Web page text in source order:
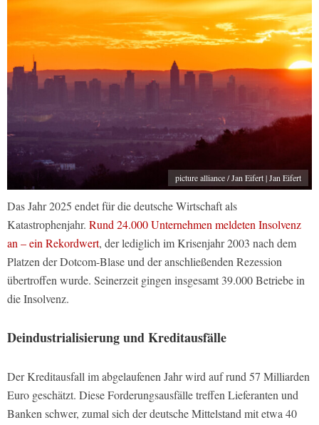
picture alliance / Jan Eifert | Jan Eifert
Das Jahr 2025 endet für die deutsche Wirtschaft als
Katastrophenjahr. Rund 24.000 Unternehmen meldeten Insolvenz
an – ein Rekordwert, der lediglich im Krisenjahr 2003 nach dem
Platzen der Dotcom-Blase und der anschließenden Rezession
übertroffen wurde. Seinerzeit gingen insgesamt 39.000 Betriebe in
die Insolvenz.
Deindustrialisierung und Kreditausfälle
Der Kreditausfall im abgelaufenen Jahr wird auf rund 57 Milliarden
Euro geschätzt. Diese Forderungsausfälle treffen Lieferanten und
Banken schwer, zumal sich der deutsche Mittelstand mit etwa 40